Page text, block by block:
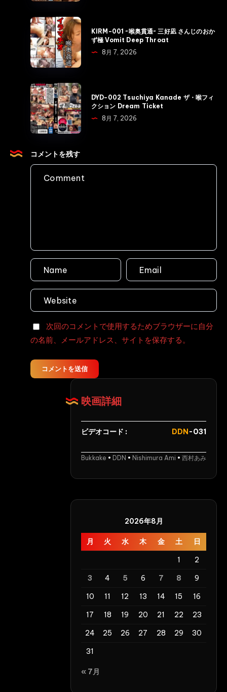
理
の
お
母
さ
ん
は
全
身
タ
ゥ
ー
親
父
相
手
く
て
な
み
鈴)
女
大
生
宅
飲
み
カ
ー
KIRM-
001
~
喉
貫
通
~
三
さ
極
Vomit
Deep
Throat
KIRM-001 ~喉奥貫通~ 三好凪 さんじのおか
ず極 Vomit Deep Throat
8月 7, 2026
DYD-
002
Tsuchiya
Kanade
喉
フ
DYD-002 Tsuchiya Kanade ザ・喉フィ
クション Dream Ticket
8月 7, 2026
コメントを残す
次回のコメントで使用するためブラウザーに自分
の名前、メールアドレス、サイトを保存する。
コメントを送信
映画詳細
ビデオコード : DDN -031
Bukkake • DDN • Nishimura Ami • 西村あみ
2026年8月
月 火 水 木 金 土
日
1
2
3
4 5 6 7 8
9
10
11 12 13 14 15
16
17
18 19 20 21 22
23
24
25 26 27 28 29
30
31
« 7月